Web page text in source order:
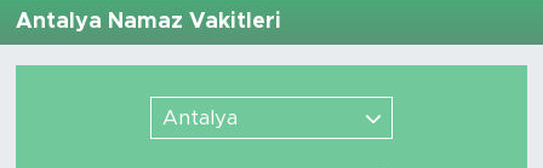
Antalya Namaz Vakitleri
Antalya
Son Dakika Haberleri